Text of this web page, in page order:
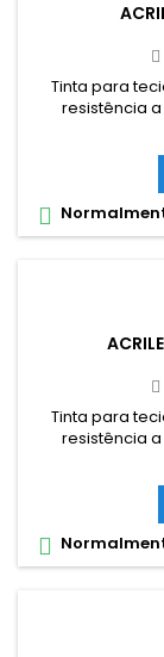
Tinta para
resistência
cobertura e
são miscíveis
aplicada com
algodão sem

Tinta para
resistência
cobertura e
e são
aplicada com
algodão sem
